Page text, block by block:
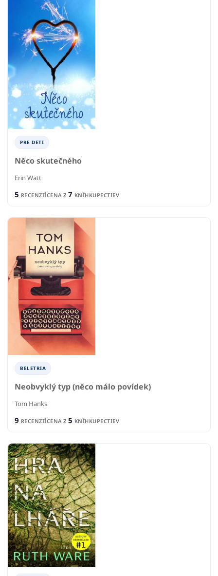
PRE DETI
Něco skutečného
Erin Watt
5 RECENZIÍCENA Z 7 KNÍHKUPECTIEV
BELETRIA
Neobvyklý typ (něco málo povídek)
Tom Hanks
9 RECENZIÍCENA Z 5 KNÍHKUPECTIEV